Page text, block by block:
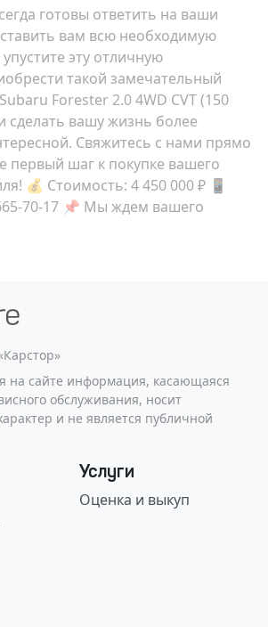
готовы ответить на ваши
вам всю необходимую
эту отличную
такой замечательный
Forester 2.0 4WD CVT (150
сделать вашу жизнь более
Свяжитесь с нами прямо
первый шаг к покупке вашего
💰 Стоимость: 4 450 000 ₽ 📱
70-17 📌 Мы ждем вашего
на сайте информация, касающаяся
обслуживания, носит
и не является публичной
Услуги
Оценка и выкуп